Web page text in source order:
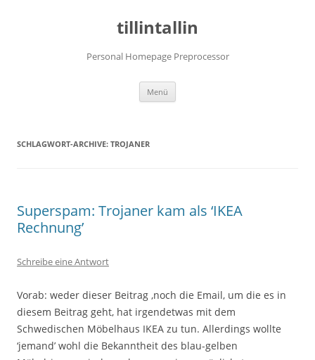
tillintallin
Personal Homepage Preprocessor
Menü
SCHLAGWORT-ARCHIVE: TROJANER
Superspam: Trojaner kam als ‘IKEA
Rechnung’
Schreibe eine Antwort
Vorab: weder dieser Beitrag ,noch die Email, um die es in
diesem Beitrag geht, hat irgendetwas mit dem
Schwedischen Möbelhaus IKEA zu tun. Allerdings wollte
‘jemand’ wohl die Bekanntheit des blau-gelben